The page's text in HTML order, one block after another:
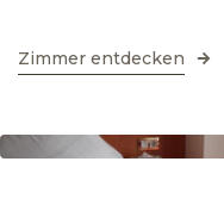
Zimmer entdecken